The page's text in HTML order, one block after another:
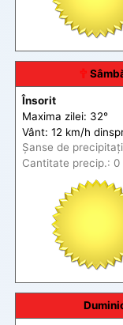
🕆
Însorit
Maxima zilei: 32°
Vânt: 12 km/h din
Șanse de precip
Cantitate precip.: 0